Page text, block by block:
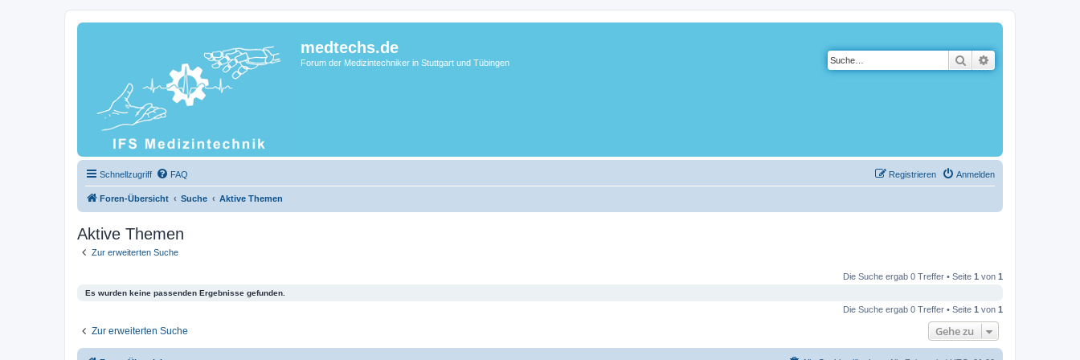
medtechs.de
Forum der Medizintechniker in Stuttgart und Tübingen Suche
Schnellzugriff FAQ Anmelden
Registrieren
Foren-Übersicht Suche Aktive Themen
Aktive Themen
Zur erweiterten Suche
Die Suche ergab 0 Treffer • Seite 1 von 1
Es wurden keine passenden Ergebnisse gefunden.
Die Suche ergab 0 Treffer • Seite 1 von 1
Zur erweiterten Suche Gehe zu